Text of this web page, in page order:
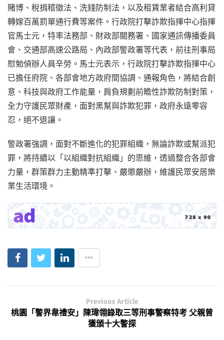
賭博、稅捐稽徵法、洗錢防制法，以及租賃業者結合高利貸
轉嫁百萬罰單通行費等案件。行政院打擊詐欺指揮中心指揮
官馬士元，特率法務部、財政部關務署、國家通訊傳播委員
會、交通部高速公路局、內政部警政署等代表，前往刑事局
慰勉偵辦人員辛勞。馬士元表示，行政院打擊詐欺指揮中心
已擔任府院、各部會地方政府間協調、通報角色，將結合創
意、科技與政府工作能量，肩負規劃前瞻性詐欺防制對策，
全力守護民眾財產，面對黑幫與詐欺犯罪，政府永遠零容
忍，絕不退讓。
警政署強調，面對不斷進化的犯罪組織，無論詐欺或幫派犯
罪，將持續以「以組織對抗組織」的思維，透過整合各部會
力量，群策群力主動精準打擊、嚴懲嚴辦，維護民眾安居樂
業生活環境。
Previous Article
桃園「警界韋禮安」陳瑋翎錄取三等刑事警察特考 父親曾
獲頒十大警探